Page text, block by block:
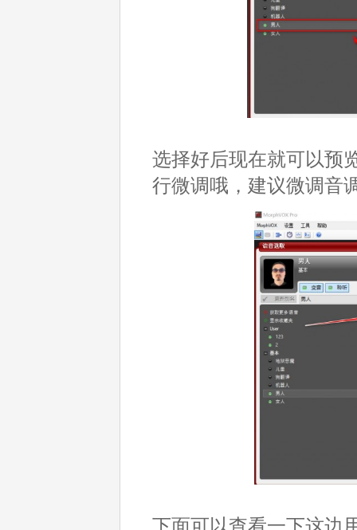
选择好后现在就可以预
行微调哦，建议微调音
下面可以查看一下这边